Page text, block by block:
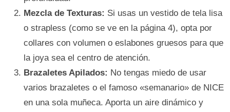
Mezcla de Texturas: Si usas un vestido de tela lisa
o strapless (como se ve en la página 4), opta por
collares con volumen o eslabones gruesos para que
la joya sea el centro de atención.
Brazaletes Apilados: No tengas miedo de usar
varios brazaletes o el famoso «semanario» de NICE
en una sola muñeca. Aporta un aire dinámico y